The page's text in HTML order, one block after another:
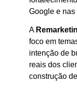
Google e
A
foco em
intenção de
reais dos
construção